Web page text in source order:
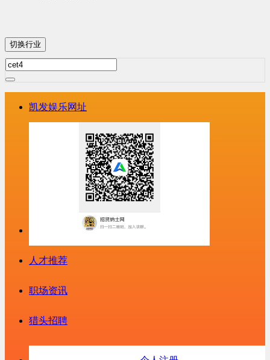
切换行业
凯发娱乐网址
人才推荐
职场资讯
猎头招聘